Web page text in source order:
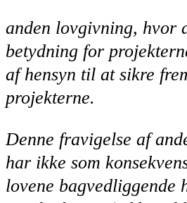
anden lovgivning, hvor
betydning for
af hensyn til at sikre
projekterne.
Denne fravigelse af
har ikke som
lovene bagvedliggende